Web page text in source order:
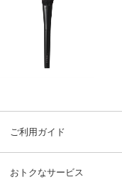
ご利用ガイド
おトクなサービス